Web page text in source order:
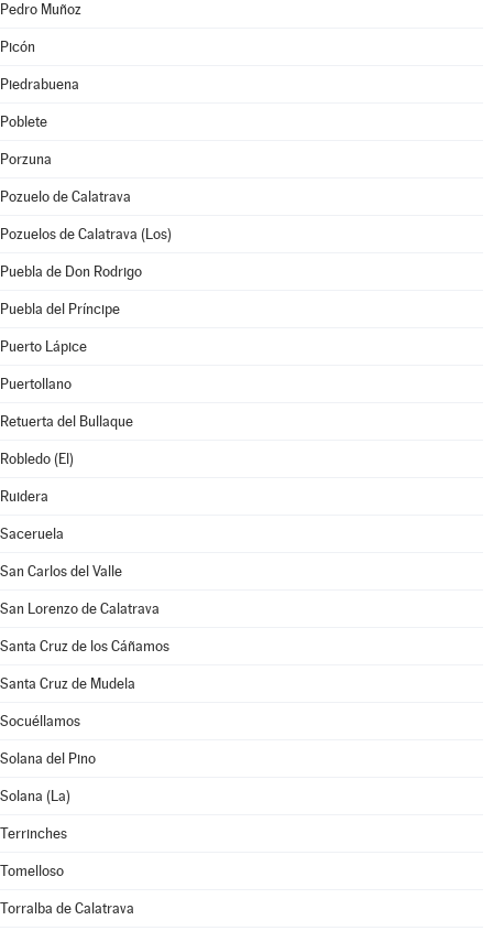
Pedro Muñoz
Picón
Piedrabuena
Poblete
Porzuna
Pozuelo de Calatrava
Pozuelos de Calatrava (Los)
Puebla de Don Rodrigo
Puebla del Príncipe
Puerto Lápice
Puertollano
Retuerta del Bullaque
Robledo (El)
Ruidera
Saceruela
San Carlos del Valle
San Lorenzo de Calatrava
Santa Cruz de los Cáñamos
Santa Cruz de Mudela
Socuéllamos
Solana del Pino
Solana (La)
Terrinches
Tomelloso
Torralba de Calatrava